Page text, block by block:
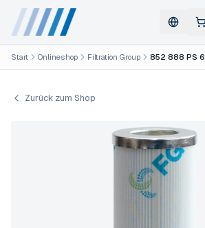
Start Onlineshop Filtration Group 852 888 PS 6
Zurück zum Shop